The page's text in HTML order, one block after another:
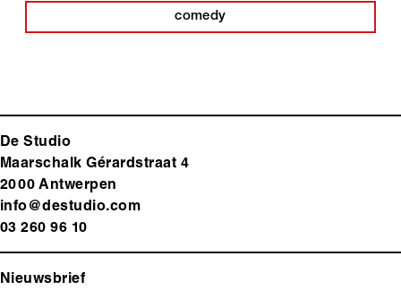
comedy
De Studio
Maarschalk Gérardstraat 4
2000 Antwerpen
info@destudio.com
03 260 96 10
Nieuwsbrief